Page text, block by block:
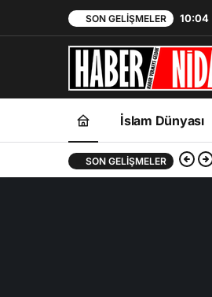
SON GELIŞMELER 10:04
İslam Dünyası
SON GELIŞMELER